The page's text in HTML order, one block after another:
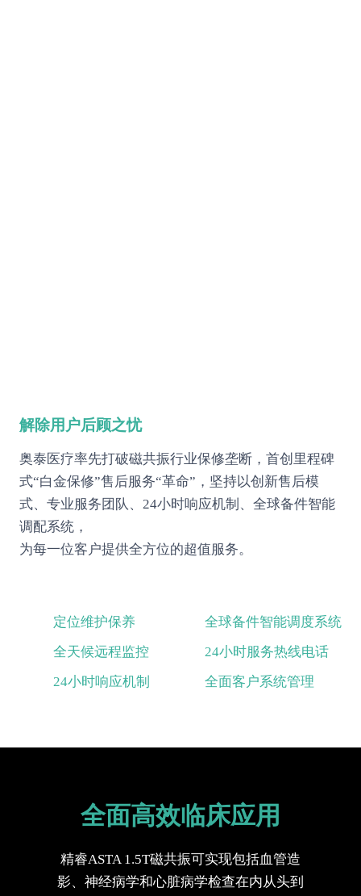
解除用户后顾之忧
奥泰医疗率先打破磁共振行业保修垄断，首创里程碑
式“白金保修”售后服务“革命”，坚持以创新售后模
式、专业服务团队、24小时响应机制、全球备件智能
调配系统，
为每一位客户提供全方位的超值服务。
定位维护保养 全球备件智能调度系统
全天候远程监控 24小时服务热线电话
24小时响应机制 全面客户系统管理
全面高效临床应用
精睿ASTA 1.5T磁共振可实现包括血管造
影、神经病学和心脏病学检查在内从头到